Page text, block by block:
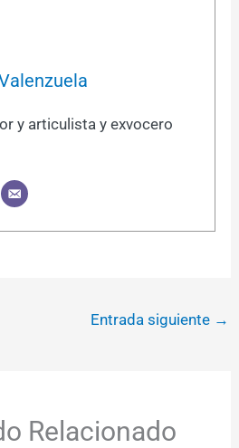
y articulista y exvocero
Entrada siguiente →
Relacionado